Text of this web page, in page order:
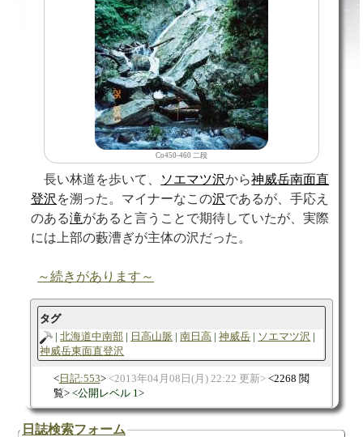
Co450-460 二段
長い林道を歩いて、 ソエマツ沢から神威岳南面直
登沢 を溯った。マイナーなこの沢であるが、手応え
のある滝があると言うことで期待していたが、実際
には上部の藪漕ぎが主体の沢だった。
～続きがあります～
タグ
北海道中南部
日高山脈 南日高 神威岳
ソエマツ沢
神威岳東面直登沢
日記:553 2013年04月08日(月) 22:22 更新
2268 閲
覧
公開レベル 1
日誌検索フォーム